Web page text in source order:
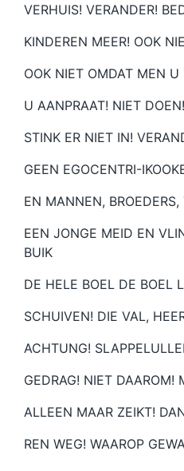
VERHUIS! VERANDER!
KINDEREN MEER! OOK
OOK NIET OMDAT MEN
U AANPRAAT! NIET
STINK ER NIET IN!
GEEN EGOCENTRI-
EN MANNEN,
EEN JONGE MEID EN
BUIK
DE HELE BOEL DE BOEL
SCHUIVEN! DIE VAL,
ACHTUNG!
GEDRAG! NIET DAAROM!
ALLEEN MAAR ZEIKT!
REN WEG! WAAROP